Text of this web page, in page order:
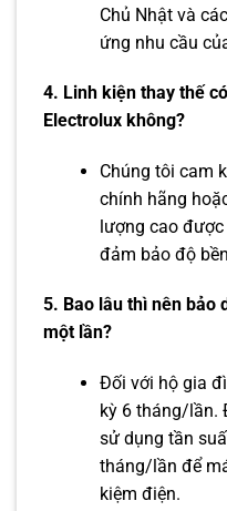
Chủ Nhật và
ứng nhu cầu
4. Linh kiện thay thế
Electrolux không?
Chúng tôi cam
chính hãng
lượng cao
đảm bảo độ
5. Bao lâu thì nên bảo
một lần?
Đối với hộ gia
kỳ 6 tháng/lần.
sử dụng tần
tháng/lần để
kiệm điện.